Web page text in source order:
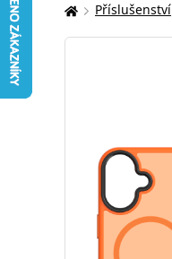
Zde
se
Příslušenství